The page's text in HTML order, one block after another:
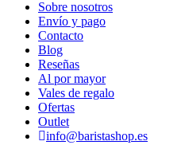
Sobre nosotros
Envío y pago
Contacto
Blog
Reseñas
Al por mayor
Vales de regalo
Ofertas
Outlet
info@baristashop.es